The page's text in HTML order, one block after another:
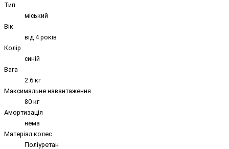
Тип
міський
Вік
від 4 років
Колір
синій
Вага
2.6 кг
Максимальне навантаження
80 кг
Амортизація
нема
Матеріал колес
Поліуретан